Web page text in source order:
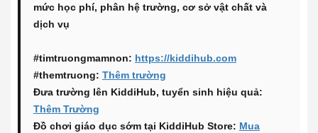
mức học phí, phân hệ trường, cơ sở vật chất và
dịch vụ
#timtruongmamnon: https://kiddihub.com
#themtruong: Thêm trường
Đưa trường lên KiddiHub, tuyển sinh hiệu quả:
Thêm Trường
Đồ chơi giáo dục sớm tại KiddiHub Store: Mua